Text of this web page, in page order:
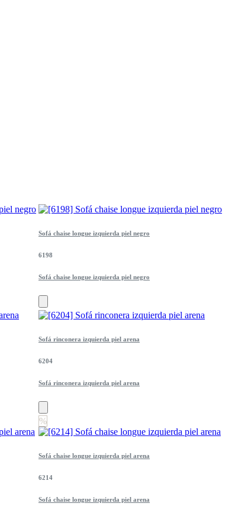
Sofá chaise longue izquierda piel negro
6198
Sofá chaise longue izquierda piel negro
Sofá rinconera izquierda piel arena
6204
Sofá rinconera izquierda piel arena
%
Sofá chaise longue izquierda piel arena
6214
Sofá chaise longue izquierda piel arena